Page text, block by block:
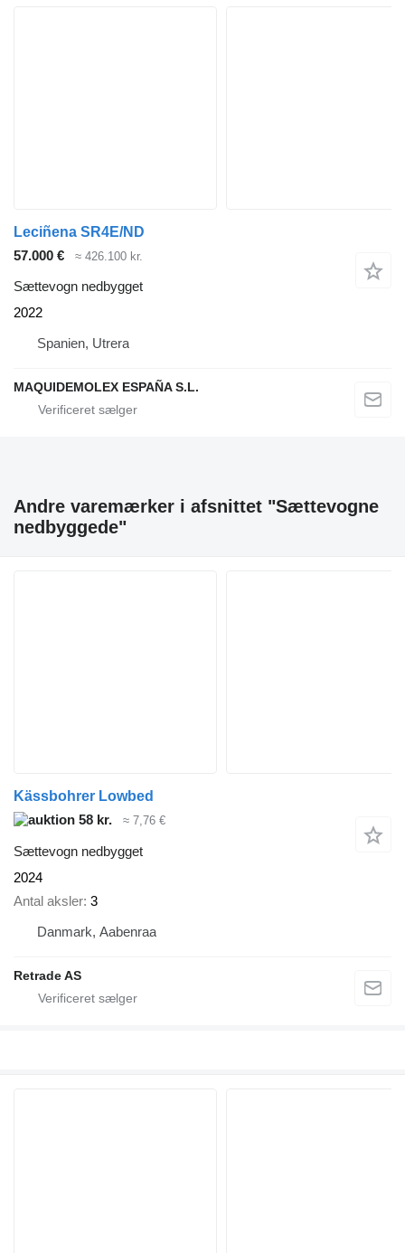
Leciñena SR4E/ND
57.000 €
≈ 426.100 kr.
Sættevogn nedbygget
2022
Spanien, Utrera
MAQUIDEMOLEX ESPAÑA S.L.
Andre varemærker i afsnittet "Sættevogne
nedbyggede"
Kässbohrer Lowbed
58 kr.
≈ 7,76 €
Sættevogn nedbygget
2024
Antal aksler 3
Danmark, Aabenraa
Retrade AS